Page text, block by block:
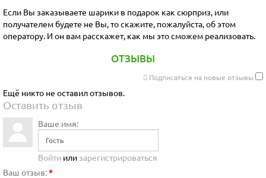
Если Вы заказываете шарики в подарок как сюрприз, или
получателем будете не Вы, то скажите, пожалуйста, об этом
оператору. И он вам расскажет, как мы это сможем реализовать.
ОТЗЫВЫ
Подписаться на новые отзывы
Ещё никто не оставил отзывов.
Оставить отзыв
Ваше имя:
Войти или зарегистрироваться
Ваш отзыв:*